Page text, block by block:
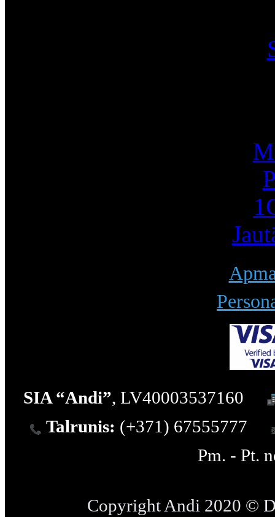
SIA “Andi”, LV40003537160
Talrunis: (+371) 67555777
Pm. - Pt.
Copyright Andi 2020 ©